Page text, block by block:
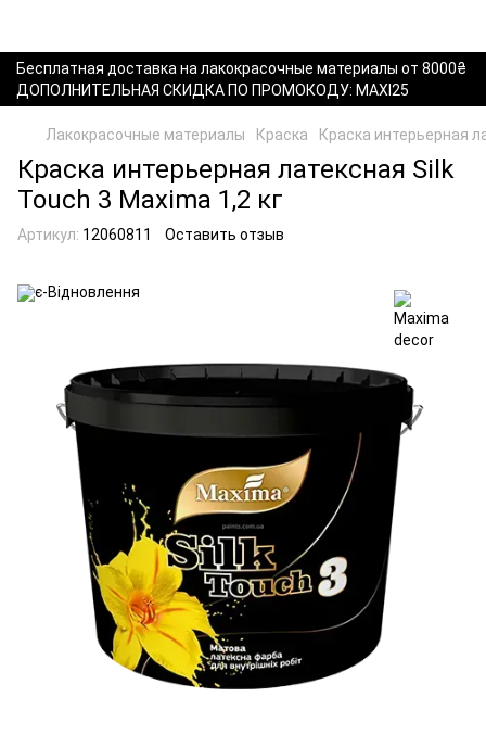
Бесплатная доставка на лакокрасочные материалы от 8000₴
ДОПОЛНИТЕЛЬНАЯ СКИДКА ПО ПРОМОКОДУ: MAXI25
Лакокрасочные материалы Краска Краска интерьерная
Краска интерьерная латексная Silk
Touch 3 Maxima 1,2 кг
Артикул: 12060811 Оставить отзыв